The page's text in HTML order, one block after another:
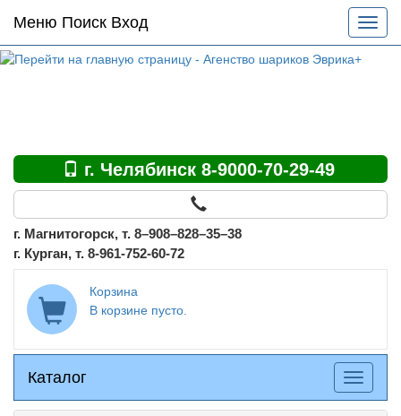
Основное
меню
по
Меню Поиск Вход
меню
г. Челябинск 8-9000-70-29-49
г. Магнитогорск, т. 8–908–828–35–38
г. Курган, т. 8-961-752-60-72
Корзина
В корзине пусто.
Каталог
Каталог
меню